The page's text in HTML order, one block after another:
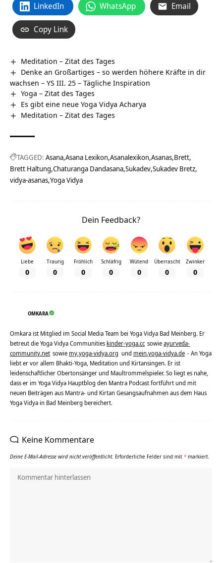
LinkedIn WhatsApp Email
Copy Link
Meditation – Zitat des Tages
Denke an Großartiges – so werden höhere Kräfte in dir
wachsen – YS III. 25 – Tägliche Inspiration
Yoga – Zitat des Tages
Es gibt eine neue Yoga Vidya Acharya
Meditation – Zitat des Tages
TAGGED: Asana Asana Lexikon Asanalexikon Asanas Brett
Brett Haltung Chaturanga Dandasana Sukadev Sukadev Bretz
vidya-asanas Yoga Vidya
Dein Feedback?
Liebe
0
Traurig
0
Fröhlich
0
Schläfrig
0
Wütend
0
Überrascht
0
Zwinker
0
OMKARA
Omkara ist Mitglied im Social Media Team bei Yoga Vidya Bad Meinberg. Er
betreut die Yoga Vidya Communities kinder-yoga.cc sowieayurveda-
community.net sowie my.yoga-vidya.org und mein.yoga-vidya.de - An Yoga
liebt er vor allem Bhakti-Yoga, Meditation und Kirtansingen. Er ist
leidenschaftlicher Obertonsänger und Maultrommelspieler. So liegt es nahe,
dass er im Yoga Vidya Hauptblog den Mantra Podcast fortführt und mit
neuen Beiträgen aus Mantra- und Kirtan Gesangsaufnahmen aus dem Haus
Yoga Vidya in Bad Meinberg bereichert.
Keine Kommentare
Deine E-Mail-Adresse wird nicht veröffentlicht. Erforderliche Felder sind mit * markiert.